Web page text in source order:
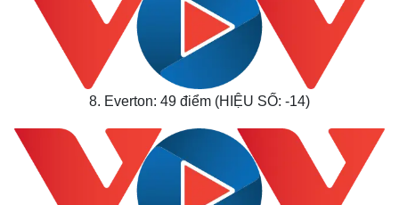
8. Everton: 49 điểm (HIỆU SỐ: -14)